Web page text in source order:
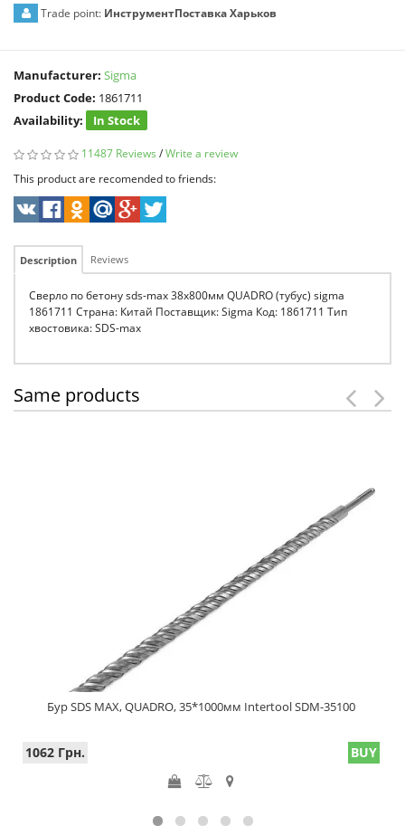
Trade point: ИнструментПоставка Харьков
Manufacturer: Sigma
Product Code: 1861711
Availability:
In Stock
11487 Reviews /Write a review
This product are recomended to friends:
Description Reviews
Сверло по бетону sds-max 38х800мм QUADRO (тубус) sigma
1861711 Страна: Китай Поставщик: Sigma Код: 1861711 Тип
хвостовика: SDS-max
Same products
Бур SDS MAX, QUADRO, 35*1000мм Intertool SDM-35100
1062 Грн. BUY